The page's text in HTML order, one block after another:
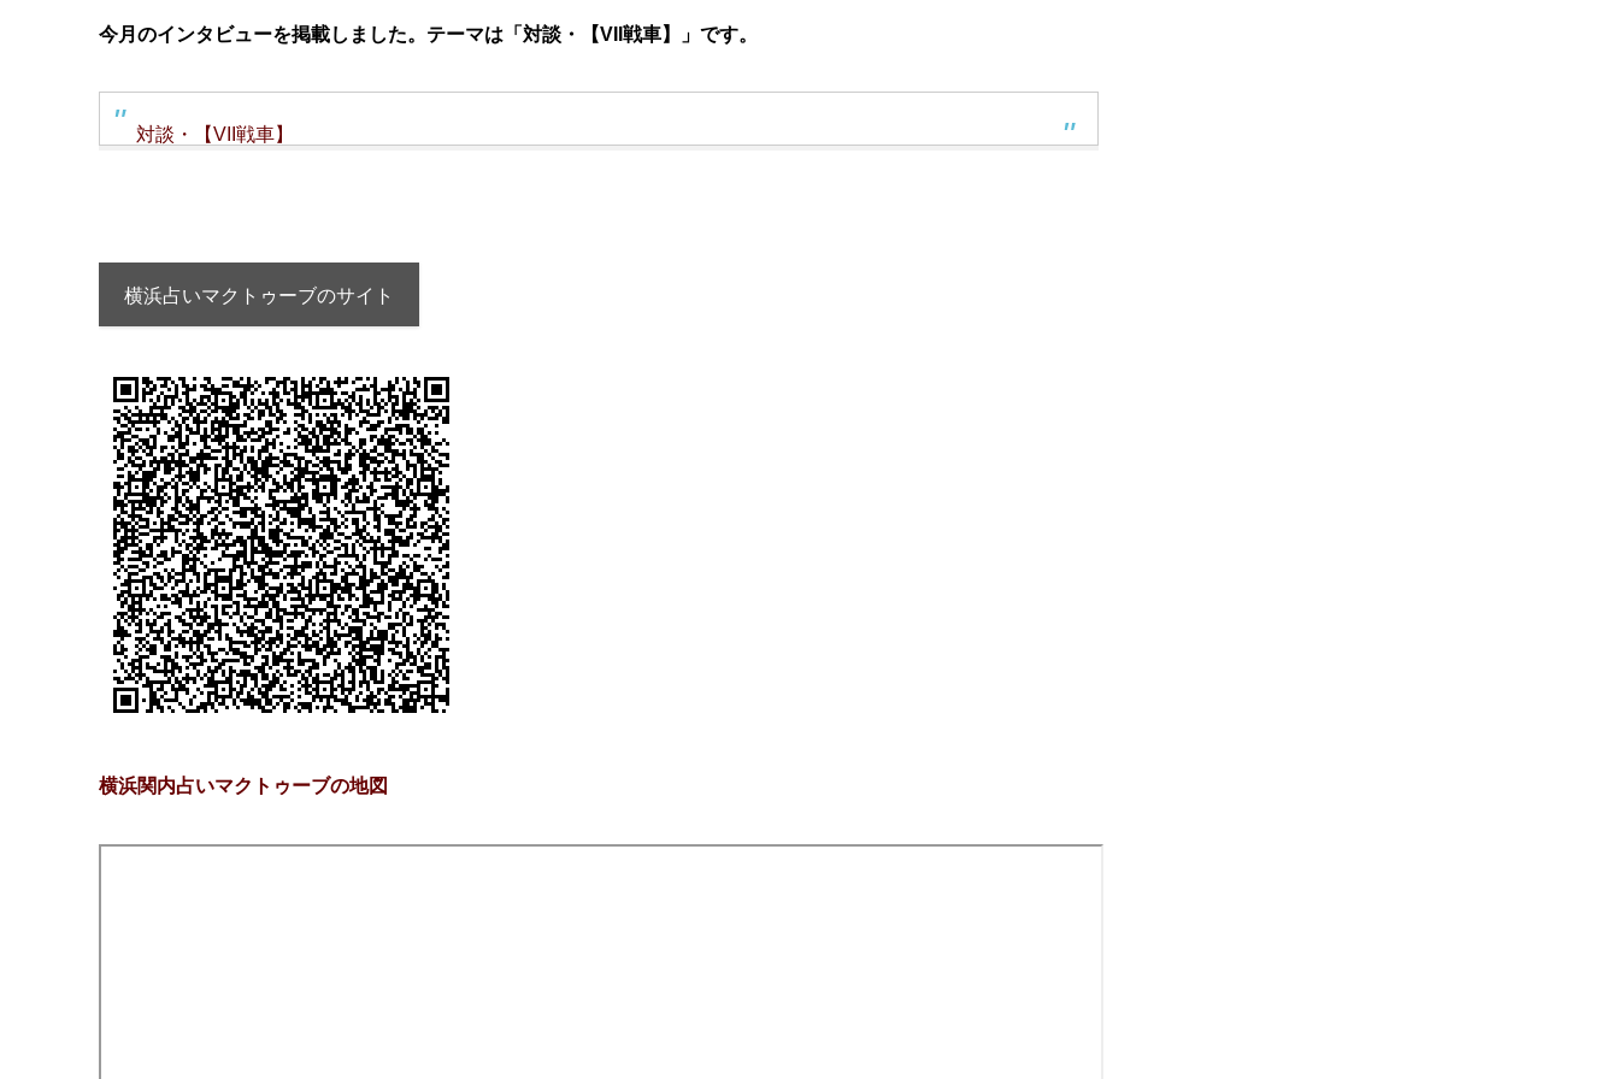
今月のインタビューを掲載しました。テーマは「対談・【VII戦車】」です。
対談・【VII戦車】
横浜占いマクトゥーブのサイト
横浜関内占いマクトゥーブの地図